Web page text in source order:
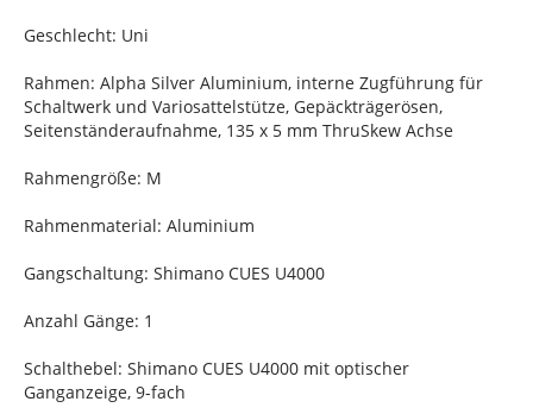
Geschlecht: Uni
Rahmen: Alpha Silver Aluminium, interne Zugführung für
Schaltwerk und Variosattelstütze, Gepäckträgerösen,
Seitenständeraufnahme, 135 x 5 mm ThruSkew Achse
Rahmengröße: M
Rahmenmaterial: Aluminium
Gangschaltung: Shimano CUES U4000
Anzahl Gänge: 1
Schalthebel: Shimano CUES U4000 mit optischer
Ganganzeige, 9-fach